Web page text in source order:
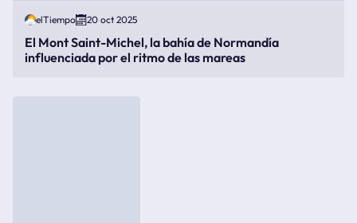
elTiempo 20 oct 2025
El Mont Saint-Michel, la bahía de Normandía
influenciada por el ritmo de las mareas